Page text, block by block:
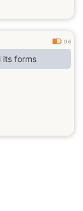
0.6
its forms